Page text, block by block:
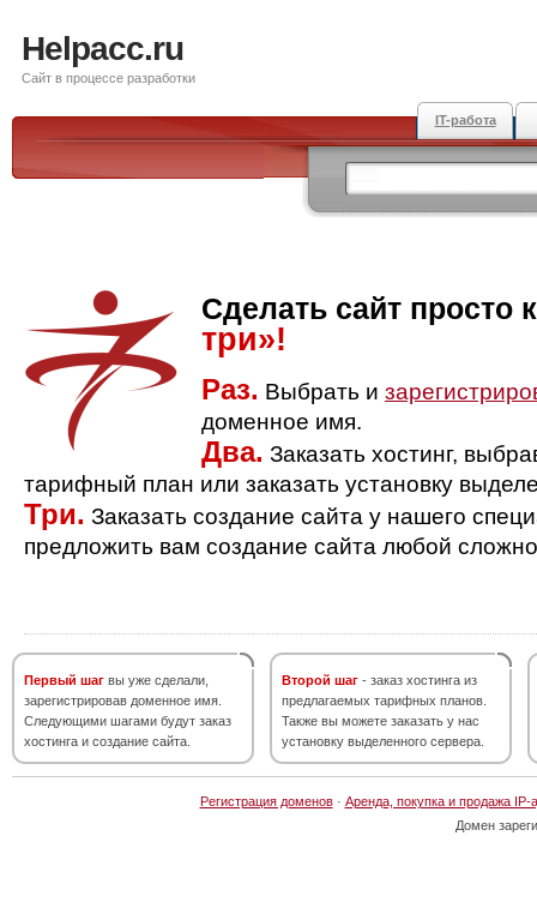
Helpacc.ru
Сайт в процессе разработки
IT-работа
Сделать сайт просто
три»!
Раз. Выбрать и
доменное имя.
Два. Заказать хостинг,
тарифный план или заказать установку
Три. Заказать создание сайта у нашего
предложить вам создание сайта любой
Первый шаг вы уже сделали,
зарегистрировав доменное имя.
Следующими шагами будут заказ
хостинга и создание сайта.
Второй шаг - заказ хостинга из
предлагаемых тарифных планов.
Также вы можете заказать у нас
установку выделенного сервера.
Регистрация доменов· Аренда, покупка и продажа IP-
Домен